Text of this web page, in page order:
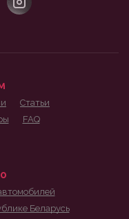
Статьи
FAQ
Беларусь